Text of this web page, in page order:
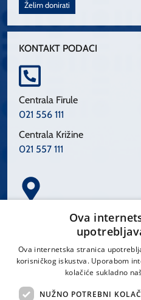
Želim donirati
KONTAKT PODACI
Centrala Firule
021 556 111
Centrala Križine
021 557 111
Spinčićeva 1, 21000 Split
Ova
Ova internetska stranica
korisničkog iskustva. Uporabom
kolačiće sukladno
NUŽNO POTREBNI